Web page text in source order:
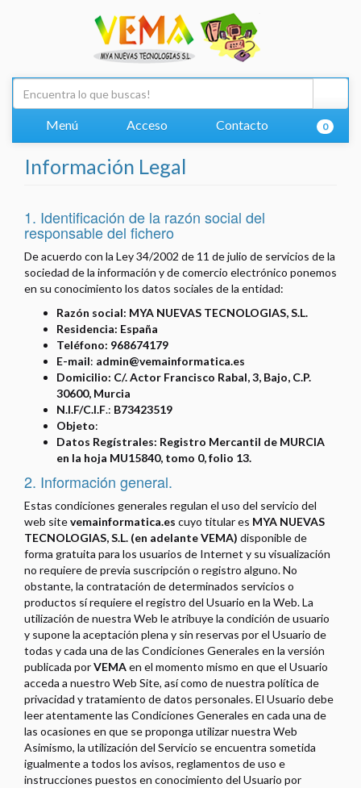
Menú Acceso Contacto 0
Información Legal
1. Identificación de la razón social del
responsable del fichero
De acuerdo con la Ley 34/2002 de 11 de julio de servicios de la
sociedad de la información y de comercio electrónico ponemos
en su conocimiento los datos sociales de la entidad:
Razón social: MYA NUEVAS TECNOLOGIAS, S.L.
Residencia: España
Teléfono: 968674179
E-mail: admin@vemainformatica.es
Domicilio: C/. Actor Francisco Rabal, 3, Bajo, C.P.
30600, Murcia
N.I.F/C.I.F.: B73423519
Objeto:
Datos Regístrales: Registro Mercantil de MURCIA
en la hoja MU15840, tomo 0, folio 13.
2. Información general.
Estas condiciones generales regulan el uso del servicio del
web sitevemainformatica.es cuyo titular es MYA NUEVAS
TECNOLOGIAS, S.L. (en adelante VEMA) disponible de
forma gratuita para los usuarios de Internet y su visualización
no requiere de previa suscripción o registro alguno. No
obstante, la contratación de determinados servicios o
productos sí requiere el registro del Usuario en la Web. La
utilización de nuestra Web le atribuye la condición de usuario
y supone la aceptación plena y sin reservas por el Usuario de
todas y cada una de las Condiciones Generales en la versión
publicada porVEMAen el momento mismo en que el Usuario
acceda a nuestro Web Site, así como de nuestra política de
privacidad y tratamiento de datos personales. El Usuario debe
leer atentamente las Condiciones Generales en cada una de
las ocasiones en que se proponga utilizar nuestra Web
Asimismo, la utilización del Servicio se encuentra sometida
igualmente a todos los avisos, reglamentos de uso e
instrucciones puestos en conocimiento del Usuario por